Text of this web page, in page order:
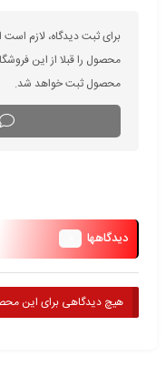
برای ثبت دیدگاه، لازم
محصول را قبلا از این
محصول ثبت خواهد شد.
دیدگاهها
هیچ دیدگاهی برای این